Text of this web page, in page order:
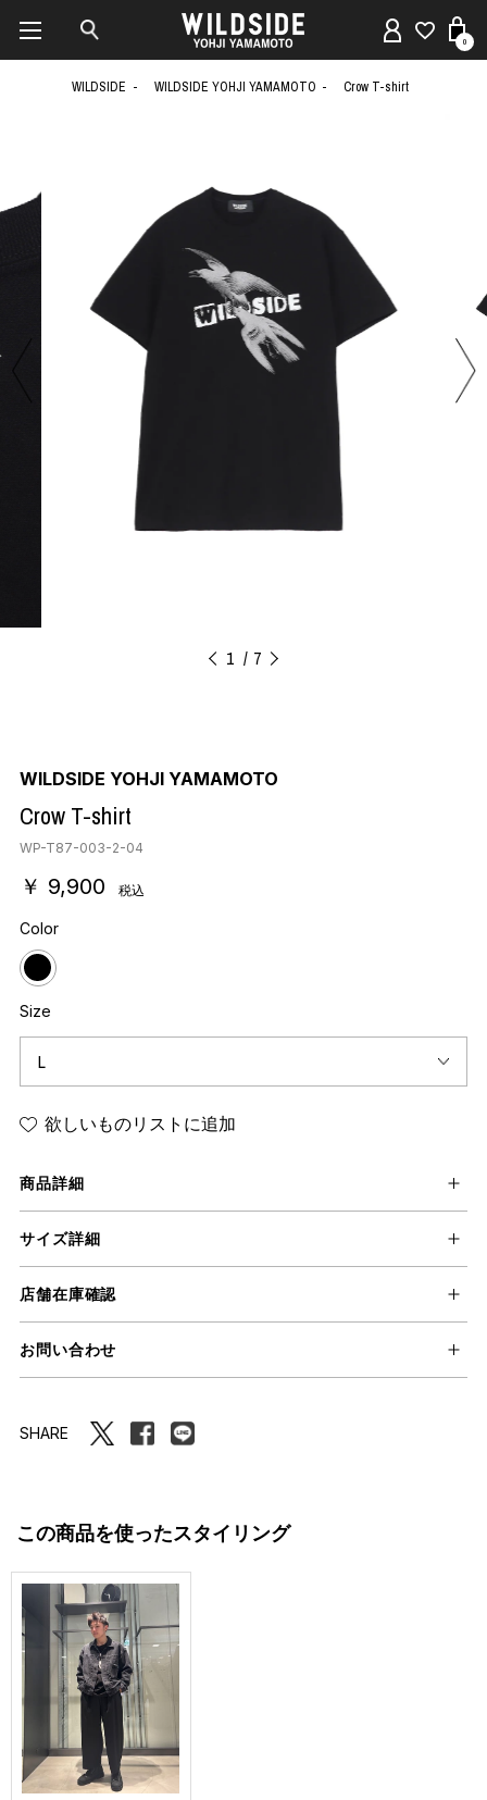
0
WILDSIDE WILDSIDE YOHJI YAMAMOTO Crow T-shirt
1 7
WILDSIDE YOHJI YAMAMOTO
Crow T-shirt
WP-T87-003-2-04
￥ 9,900 税込
Color
Size
欲しいものリストに追加
商品詳細
サイズ詳細
店舗在庫確認
お問い合わせ
SHARE
この商品を使ったスタイリング